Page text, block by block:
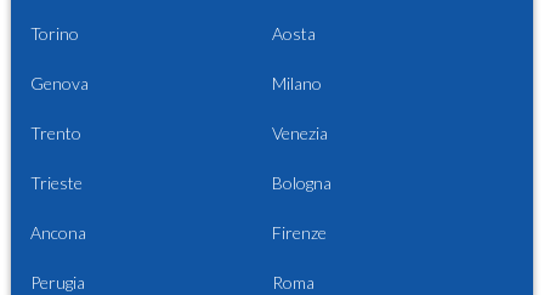
Torino Aosta
Genova Milano
Trento Venezia
Trieste Bologna
Ancona Firenze
Perugia Roma